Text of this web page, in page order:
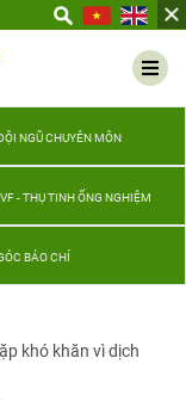
NGŨ CHUYÊN MÔN
- THỤ TINH ỐNG NGHIỆM
BÁO CHÍ
khó khăn vì dịch